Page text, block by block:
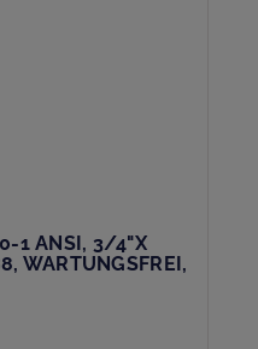
1 ANSI, 3/4"X
WARTUNGSFREI,